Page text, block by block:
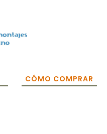
CÓMO COMPRAR